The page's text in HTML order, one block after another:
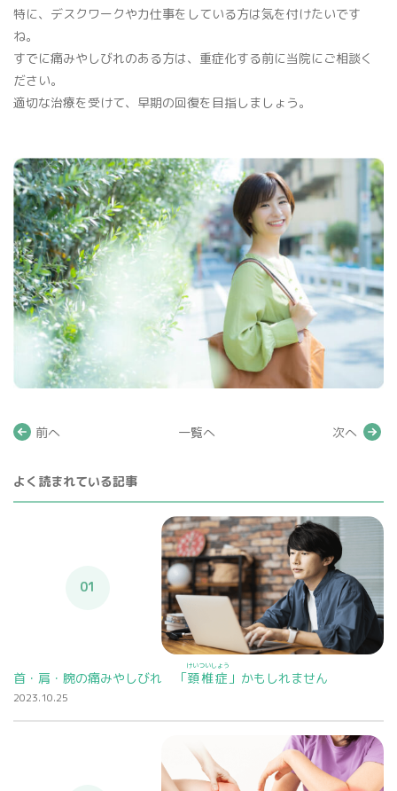
特に、デスクワークや力仕事をしている方は気を付けたいです
ね。
すでに痛みやしびれのある方は、重症化する前に当院にご相談く
ださい。
適切な治療を受けて、早期の回復を目指しましょう。
前へ 一覧へ 次へ
よく読まれている記事
01
首・肩・腕の痛みやしびれ 「頚椎症
けいついしょう
」かもしれません
2023.10.25